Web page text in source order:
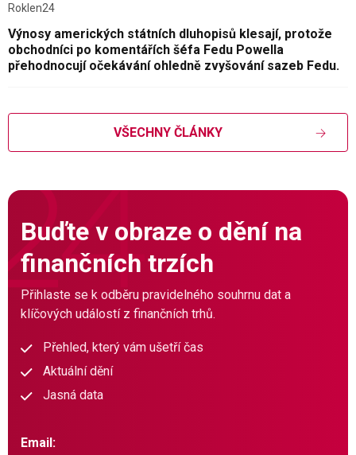
Roklen24
Výnosy amerických státních dluhopisů klesají, protože
obchodníci po komentářích šéfa Fedu Powella
přehodnocují očekávání ohledně zvyšování sazeb Fedu.
VŠECHNY ČLÁNKY
Buďte v obraze o dění na
finančních trzích
Přihlaste se k odběru pravidelného souhrnu dat a
klíčových událostí z finančních trhů.
Přehled, který vám ušetří čas
Aktuální dění
Jasná data
Email: